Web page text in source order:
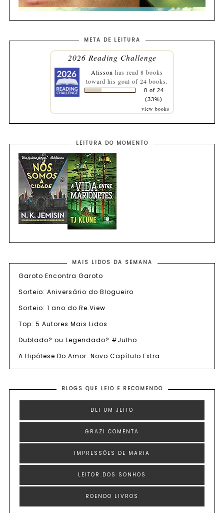
META DE LEITURA
2026 Reading Challenge
Alisson has read 8 books
toward his goal of 24 books.
8 of 24
(33%)
view books
LEITURA DO MOMENTO
MAIS LIDOS DA SEMANA
Garoto Encontra Garoto
Sorteio: Aniversário do Blogueiro
Sorteio: 1 ano do Re.View
Top: 5 Autores Mais Lidos
Dublado? ou Legendado? #Julho
A Hipótese Do Amor: Novo Capítulo Extra
BLOGS QUE LEIO E RECOMENDO
DEI UM JEITO
GRAZI COMENTA
IMPRESSÕES DE MARIA
LEITOR DOS SONHOS
ROENDO LIVROS